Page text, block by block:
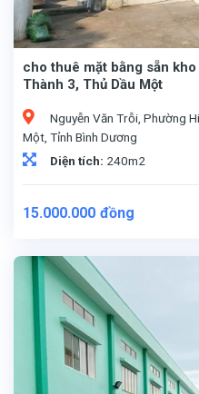
cho thuê mặt bằng sẵn
Thành 3, Thủ Dầu Một
Nguyễn Văn Trỗi, Phường
Một, Tỉnh Bình Dương
Diện tích: 240m2
15.000.000 đồng